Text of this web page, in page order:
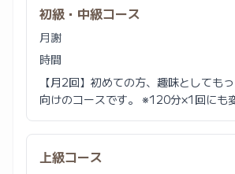
初級・中級コース
月謝
時間
【月2回】初めての方、趣味としても
向けのコースです。 ※120分×1回にも
上級コース